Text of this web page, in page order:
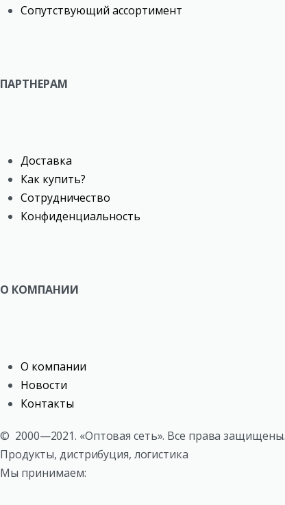
Сопутствующий ассортимент
ПАРТНЕРАМ
Доставка
Как купить?
Сотрудничество
Конфиденциальность
О КОМПАНИИ
О компании
Новости
Контакты
© 2000—2021. «Оптовая сеть». Все права защищены.
Продукты, дистрибуция, логистика
Мы принимаем: